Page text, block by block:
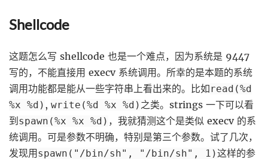
Shellcode
这题怎么写 shellcode 也是一个难点，因为系统是 9447
写的，不能直接用 execv 系统调用。所幸的是本题的系统
调用功能都是能从一些字符串上看出来的。比如read(%d
%x %d) , write(%d %x %d) 之类。strings 一下可以看
到spawn(%x %x %d) ，我就猜测这个是类似 execv 的系
统调用。可是参数不明确，特别是第三个参数。试了几次，
发现用spawn("/bin/sh", "/bin/sh", 1)这样的参